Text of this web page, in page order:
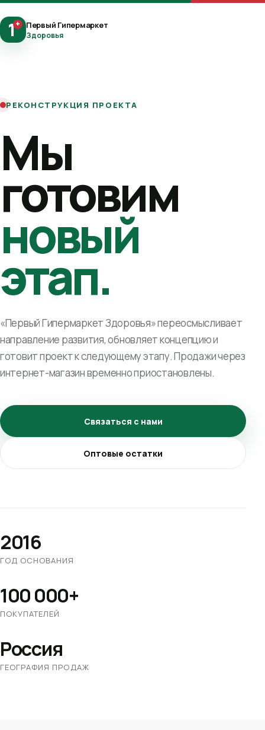
1+ Первый Гипермаркет
Здоровья
РЕКОНСТРУКЦИЯ ПРОЕКТА
Мы
готовим
новый
этап.
«Первый Гипермаркет Здоровья» переосмысливает
направление развития, обновляет концепцию и
готовит проект к следующему этапу. Продажи через
интернет-магазин временно приостановлены.
Связаться с нами
Оптовые остатки
2016
ГОД ОСНОВАНИЯ
100 000+
ПОКУПАТЕЛЕЙ
Россия
ГЕОГРАФИЯ ПРОДАЖ